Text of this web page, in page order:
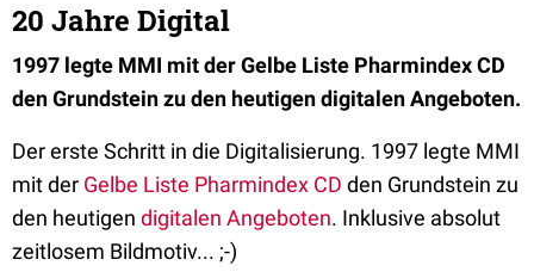
20 Jahre Digital
1997 legte MMI mit der Gelbe Liste Pharmindex CD
den Grundstein zu den heutigen digitalen Angeboten.
Der erste Schritt in die Digitalisierung. 1997 legte MMI
mit der Gelbe Liste Pharmindex CD den Grundstein zu
den heutigen digitalen Angeboten. Inklusive absolut
zeitlosem Bildmotiv... ;-)